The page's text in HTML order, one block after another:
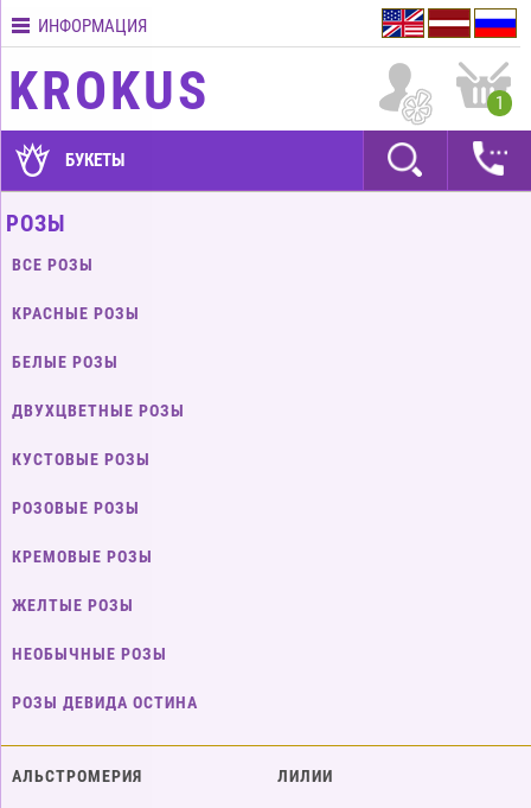
Контакты
Условия
ГАРАНТИИ
оплатить?
Как
заказ?
ИНФОРМАЦИЯ
KROKUS 1
БУКЕТЫ
РОЗЫ
ВСЕ РОЗЫ
КРАСНЫЕ РОЗЫ
БЕЛЫЕ РОЗЫ
ДВУХЦВЕТНЫЕ РОЗЫ
КУСТОВЫЕ РОЗЫ
РОЗОВЫЕ РОЗЫ
КРЕМОВЫЕ РОЗЫ
ЖЕЛТЫЕ РОЗЫ
НЕОБЫЧНЫЕ РОЗЫ
РОЗЫ ДЕВИДА ОСТИНА
АЛЬСТРОМЕРИЯ ЛИЛИИ